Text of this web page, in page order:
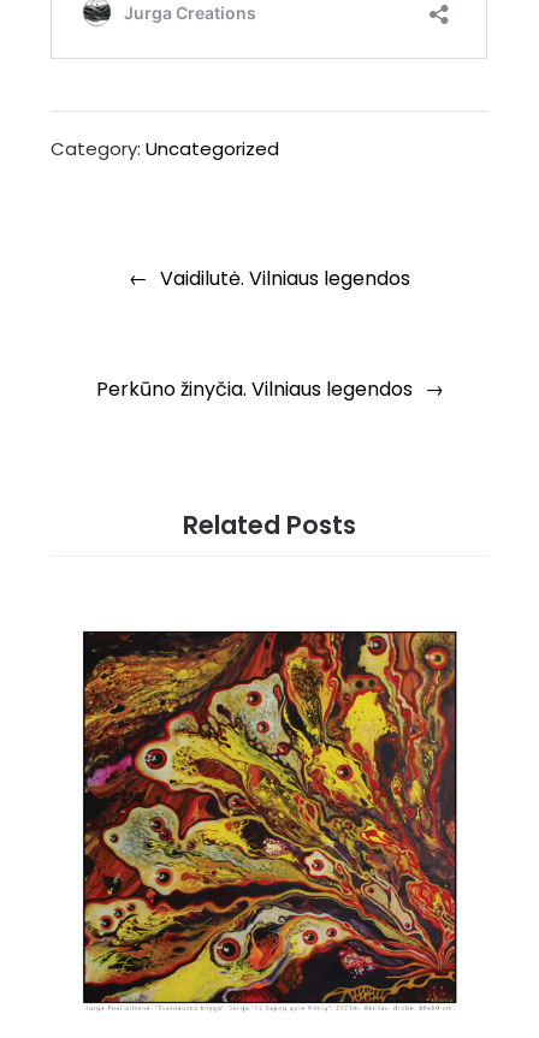
Category:Uncategorized
Vaidilutė. Vilniaus legendos
Perkūno žinyčia. Vilniaus legendos
Related Posts